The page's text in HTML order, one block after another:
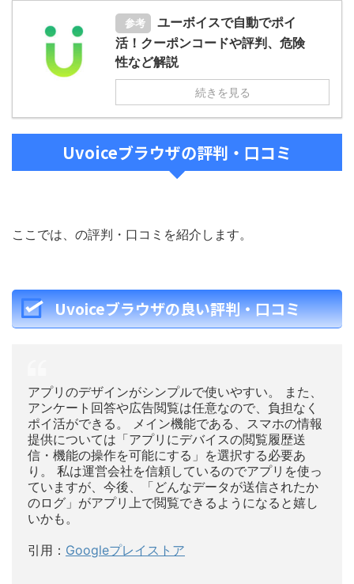
参考
ユーボイスで自動でポイ
活！クーポンコードや評判、危険
性など解説
続きを見る
Uvoiceブラウザの評判・口コミ
ここでは、の評判・口コミを紹介します。
Uvoiceブラウザの良い評判・口コミ
アプリのデザインがシンプルで使いやすい。 また、
アンケート回答や広告閲覧は任意なので、負担なく
ポイ活ができる。 メイン機能である、スマホの情報
提供については「アプリにデバイスの閲覧履歴送
信・機能の操作を可能にする」を選択する必要あ
り。 私は運営会社を信頼しているのでアプリを使っ
ていますが、今後、「どんなデータが送信されたか
のログ」がアプリ上で閲覧できるようになると嬉し
いかも。
引用： Googleプレイストア